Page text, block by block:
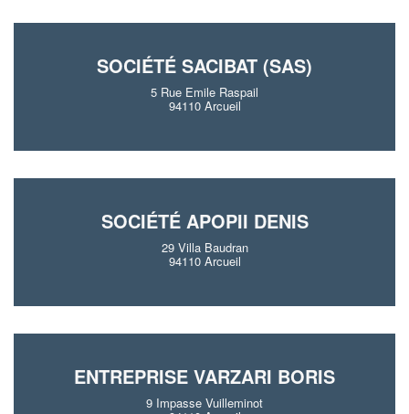
SOCIÉTÉ SACIBAT (SAS)
5 Rue Emile Raspail
94110 Arcueil
SOCIÉTÉ APOPII DENIS
29 Villa Baudran
94110 Arcueil
ENTREPRISE VARZARI BORIS
9 Impasse Vuilleminot